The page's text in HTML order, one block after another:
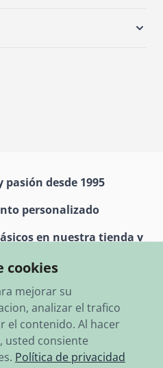
pasión desde 1995
personalizado
en nuestra tienda y
a todo el mundo
cookies
mejorar su
analizar el trafico
el contenido. Al hacer
usted consiente
Política de privacidad